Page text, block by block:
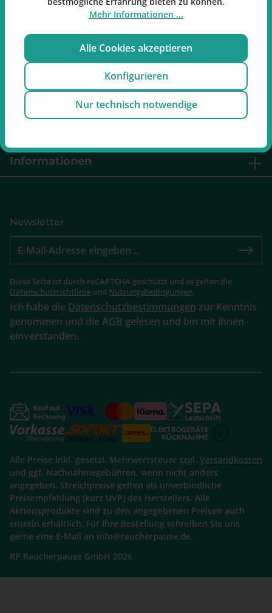
Vertrag widerrufen
Informationen
Newsletter
Diese Seite ist durch reCAPTCHA geschützt und es gelten die
Datenschutzrichtlinie und Nutzungsbedingungen.
Ich habe die Datenschutzbestimmungen zur Kenntnis
genommen und die AGB gelesen und bin mit ihnen
einverstanden.
Alle Preise inkl. gesetzl. Mehrwertsteuer zzgl. Versandkosten
und ggf. Nachnahmegebühren, wenn nicht anders
angegeben. Streichpreise gelten als unverbindliche
Preisempfehlung (kurz UVP) des Herstellers. Alle
Aktionsprodukte sind zu den angegebenen Preisen auch
einzeln erhältlich. Für Ihre Bestellung schreiben Sie uns
gerne eine E-Mail an info@raucherpause.de.
RP Raucherpause GmbH 2026
Mehr Informationen ...
Alle Cookies akzeptieren
Konfigurieren
Nur technisch notwendige